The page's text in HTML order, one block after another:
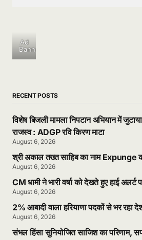
Ad
Banner
RECENT POSTS
विशेष बिजली मामला निपटान अभियान में
राजस्व : ADGP रवि किरण माटा
August 6, 2026
श्री अकाल तख्त साहिब का नाम Expunge
August 6, 2026
CM धामी ने भारी वर्षा को देखते हुए हाई अलर्ट
August 6, 2026
2% आबादी वाला हरियाणा पदकों से भर रहा
August 6, 2026
संभल हिंसा सुनियोजित साजिश का परिणाम,